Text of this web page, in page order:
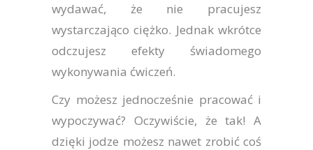
wydawać, że nie pracujesz
wystarczająco ciężko. Jednak wkrótce
odczujesz efekty świadomego
wykonywania ćwiczeń.
Czy możesz jednocześnie pracować i
wypoczywać? Oczywiście, że tak! A
dzięki jodze możesz nawet zrobić coś